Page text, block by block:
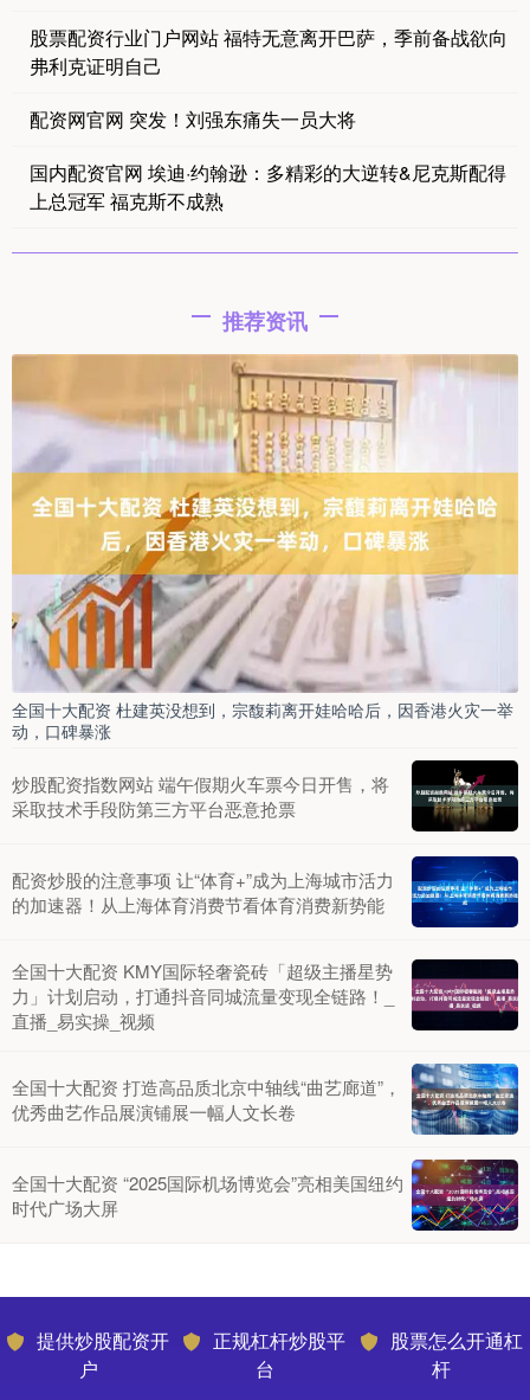
股票配资行业门户网站 ​福特无意离开巴萨，季前备战欲向
弗利克证明自己
配资网官网 突发！刘强东痛失一员大将
国内配资官网 埃迪·约翰逊：多精彩的大逆转&尼克斯配得
上总冠军 福克斯不成熟
推荐资讯
全国十大配资 杜建英没想到，宗馥莉离开娃哈哈后，因香港火灾一举
动，口碑暴涨
炒股配资指数网站 端午假期火车票今日开售，将
采取技术手段防第三方平台恶意抢票
配资炒股的注意事项 让“体育+”成为上海城市活力
的加速器！从上海体育消费节看体育消费新势能
全国十大配资 KMY国际轻奢瓷砖「超级主播星势
力」计划启动，打通抖音同城流量变现全链路！_
直播_易实操_视频
全国十大配资 打造高品质北京中轴线“曲艺廊道”，
优秀曲艺作品展演铺展一幅人文长卷
全国十大配资 “2025国际机场博览会”亮相美国纽约
时代广场大屏
提供炒股配资开
户
正规杠杆炒股平
台
股票怎么开通杠
杆